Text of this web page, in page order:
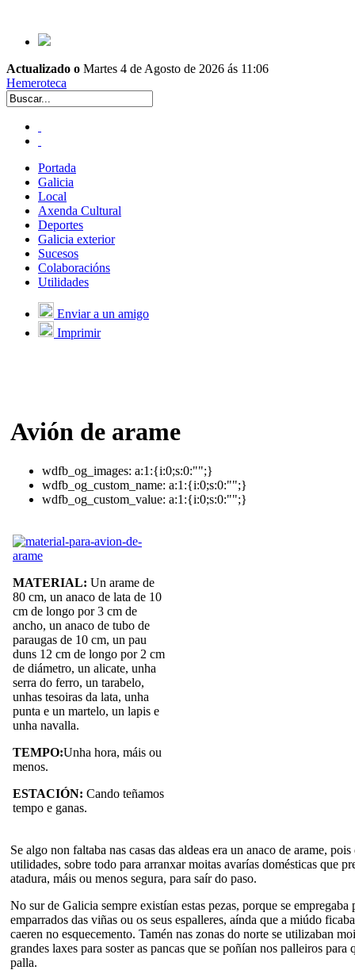
Actualizado o Martes 4 de Agosto de 2026 ás 11:06
Hemeroteca
Portada
Galicia
Local
Axenda Cultural
Deportes
Galicia exterior
Sucesos
Colaboracións
Utilidades
Enviar a un amigo
Imprimir
Avión de arame
wdfb_og_images: a:1:{i:0;s:0:"";}
wdfb_og_custom_name: a:1:{i:0;s:0:"";}
wdfb_og_custom_value: a:1:{i:0;s:0:"";}
MATERIAL: Un arame de
80 cm, un anaco de lata de 10
cm de longo por 3 cm de
ancho, un anaco de tubo de
paraugas de 10 cm, un pau
duns 12 cm de longo por 2 cm
de diámetro, un alicate, unha
serra do ferro, un tarabelo,
unhas tesoiras da lata, unha
punta e un martelo, un lapis e
unha navalla.
TEMPO:Unha hora, máis ou
menos.
ESTACIÓN: Cando teñamos
tempo e ganas.
Se algo non faltaba nas casas das aldeas era un anaco de arame,
utilidades, sobre todo para arranxar moitas avarías domésticas que
atadura, máis ou menos segura, para saír do paso.
No sur de Galicia sempre existían estas pezas, porque se empregaba
emparrados das viñas ou os seus espalleres, aínda que a miúdo
caeren no esquecemento. Tamén nas zonas do norte se utilizaban
grandes laxes para soster as pancas que se poñían nos palleiros para
palla.